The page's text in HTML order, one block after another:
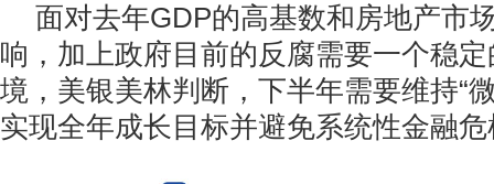
面对去年GDP的高基数和房地产市
响，加上政府目前的反腐需要一个稳
境，美银美林判断，下半年需要维持“
实现全年成长目标并避免系统性金融